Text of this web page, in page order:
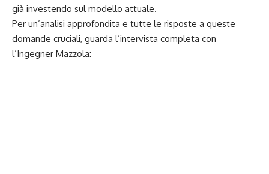
già investendo sul modello attuale.
Per un’analisi approfondita e tutte le risposte a queste
domande cruciali, guarda l’intervista completa con
l’Ingegner Mazzola: